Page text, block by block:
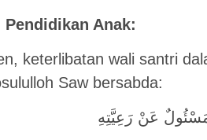
Anak:
keterlibatan wali santri
Saw bersabda:
مَسْئُولٌ عَنْ رَعِيَّتِهِ